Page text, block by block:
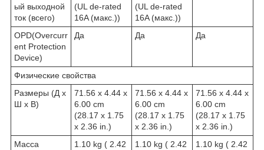
ый выходной
ток (всего)
(UL de-rated
16A (макс.))
(UL de-rated
16A (макс.))
OPD(Overcurr
ent Protection
Device)
Да Да Да
Физические свойства
Размеры (Д х
Ш х В)
71.56 x 4.44 x
6.00 cm
(28.17 x 1.75
x 2.36 in.)
71.56 x 4.44 x
6.00 cm
(28.17 x 1.75
x 2.36 in.)
71.56 x 4.44 x
6.00 cm
(28.17 x 1.75
x 2.36 in.)
Масса
1.10 kg ( 2.42
1.10 kg ( 2.42
1.10 kg ( 2.42